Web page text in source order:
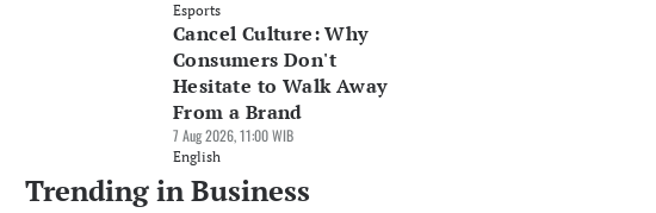
Esports
Cancel Culture: Why
Consumers Don't
Hesitate to Walk Away
From a Brand
7 Aug 2026, 11:00 WIB
English
Trending in Business